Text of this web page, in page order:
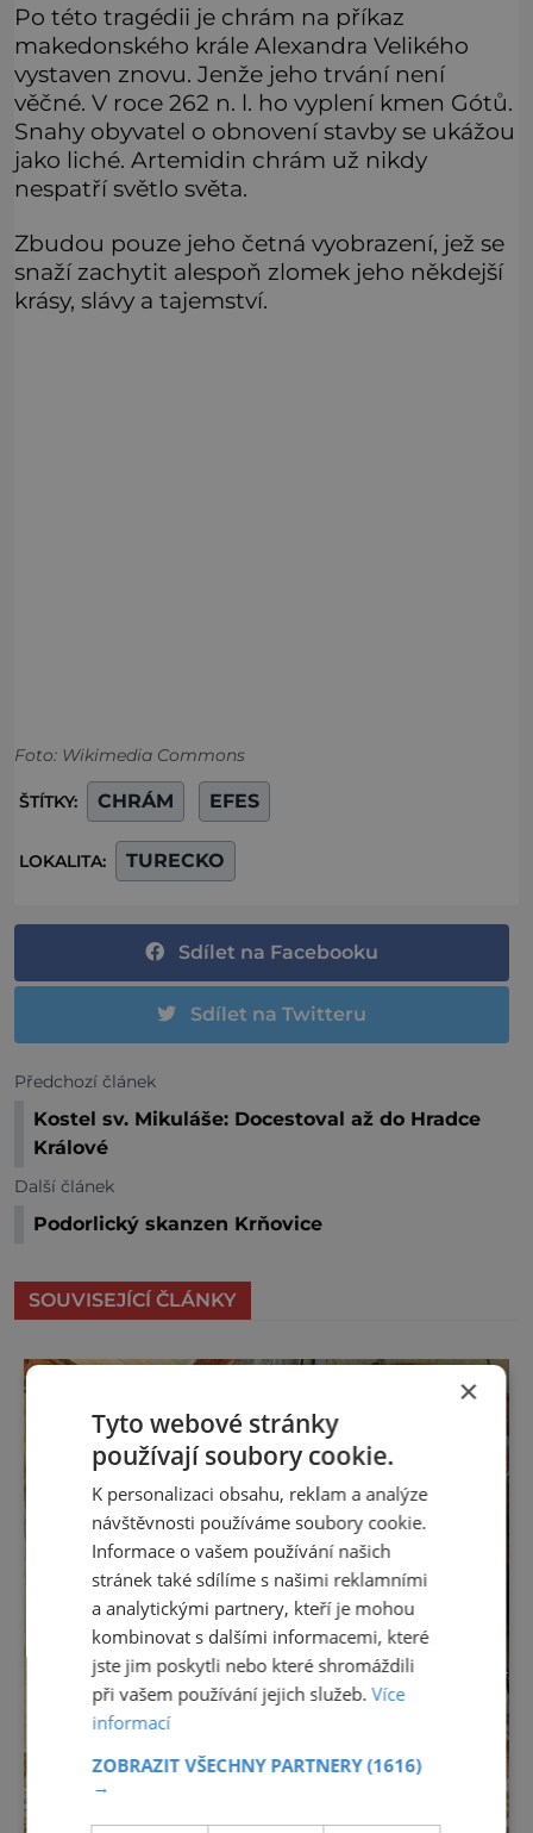
Po této tragédii je chrám na příkaz
makedonského krále Alexandra Velikého
vystaven znovu. Jenže jeho trvání není
věčné. V roce 262 n. l. ho vyplení kmen Gótů.
Snahy obyvatel o obnovení stavby se ukážou
jako liché. Artemidin chrám už nikdy
nespatří světlo světa.
Zbudou pouze jeho četná vyobrazení, jež se
snaží zachytit alespoň zlomek jeho někdejší
krásy, slávy a tajemství.
Foto: Wikimedia Commons
ŠTÍTKY: CHRÁM EFES
LOKALITA: TURECKO
Sdílet na Facebooku
Sdílet na Twitteru
Předchozí článek
Kostel sv. Mikuláše: Docestoval až do Hradce
Králové
Další článek
Podorlický skanzen Krňovice
SOUVISEJÍCÍ ČLÁNKY
×
Tyto webové stránky
používají soubory cookie.
K personalizaci obsahu, reklam a analýze
návštěvnosti používáme soubory cookie.
Informace o vašem používání našich
stránek také sdílíme s našimi reklamními
a analytickými partnery, kteří je mohou
kombinovat s dalšími informacemi, které
jste jim poskytli nebo které shromáždili
při vašem používání jejich služeb.Více
informací
ZOBRAZIT VŠECHNY PARTNERY(1616)
→